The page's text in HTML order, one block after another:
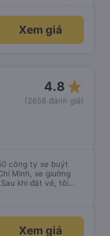
rất thoải mái và
Xem giá
4.8 star_rate
(2658 đánh giá)
công ty xe buýt
Minh, xe giường
khi đặt vé, tôi
vào ngày trước
đến nơi để tài xế
hoàn toàn giúp tôi
Xem giá